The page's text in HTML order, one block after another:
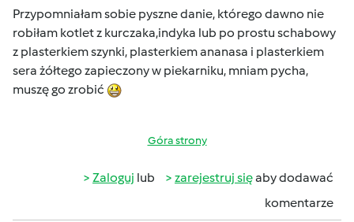
Przypomniałam sobie pyszne danie, którego dawno nie
robiłam kotlet z kurczaka,indyka lub po prostu schabowy
z plasterkiem szynki, plasterkiem ananasa i plasterkiem
sera żółtego zapieczony w piekarniku, mniam pycha,
muszę go zrobić
Góra strony
Zaloguj lub zarejestruj sięaby dodawać
komentarze